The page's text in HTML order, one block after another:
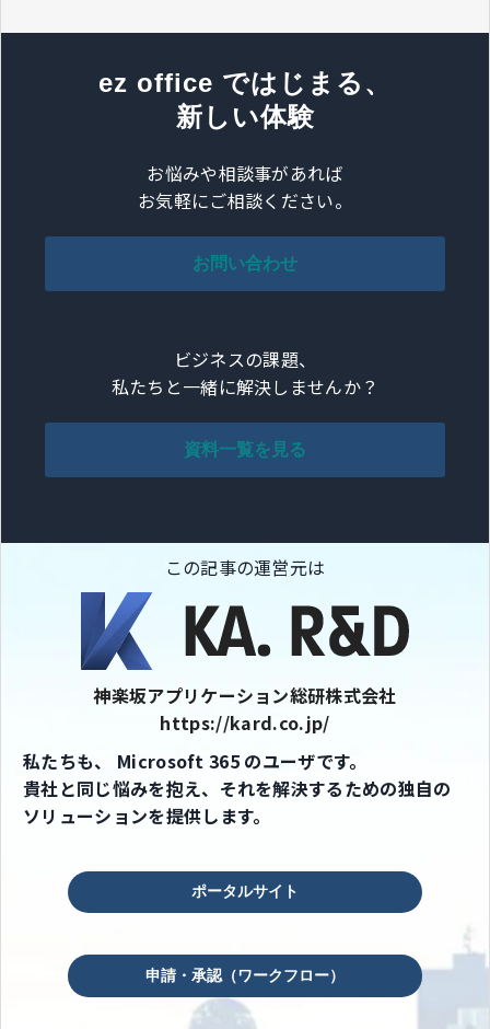
ez office ではじまる、
新しい体験
お悩みや相談事があれば
お気軽にご相談ください。
お問い合わせ
ビジネスの課題、
私たちと一緒に解決しませんか？
資料一覧を見る
この記事の運営元は
神楽坂アプリケーション総研株式会社
https://kard.co.jp/
私たちも、 Microsoft 365 のユーザです。
貴社と同じ悩みを抱え、それを解決するための独自の
ソリューションを提供します。
ポータルサイト
申請・承認（ワークフロー）